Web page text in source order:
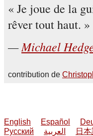
Je joue de la
rêver tout haut.
Michael
contribution de
English Español
Русский
العربية 日